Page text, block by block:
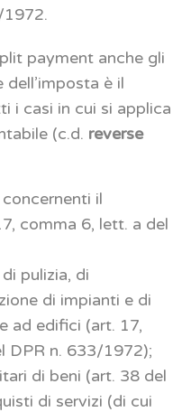
1972.
payment anche gli
è il
i casi in cui si applica
(c.d. reverse
il
comma 6, lett. a del
pulizia, di
di impianti e di
ad edifici (art. 17,
DPR n. 633/1972);
di beni (art. 38 del
di servizi (di cui